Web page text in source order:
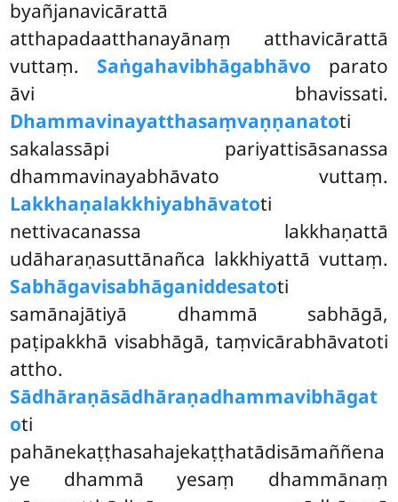
byañjanavicārattā
atthapadaatthanayānaṃ atthavicārattā
vuttaṃ. Saṅgahavibhāgabhāvo parato
āvi bhavissati.
Dhammavinayatthasaṃvaṇṇanatoti
sakalassāpi pariyattisāsanassa
dhammavinayabhāvato vuttaṃ.
Lakkhaṇalakkhiyabhāvatoti
nettivacanassa lakkhaṇattā
udāharaṇasuttānañca lakkhiyattā vuttaṃ.
Sabhāgavisabhāganiddesatoti
samānajātiyā dhammā sabhāgā,
paṭipakkhā visabhāgā, taṃvicārabhāvatoti
attho.
Sādhāraṇāsādhāraṇadhammavibhāgat
oti
pahānekaṭṭhasahajekaṭṭhatādisāmaññena
ye dhammā yesaṃ dhammānaṃ